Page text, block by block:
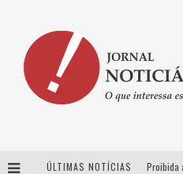
ÚLTIMAS NOTÍCIAS